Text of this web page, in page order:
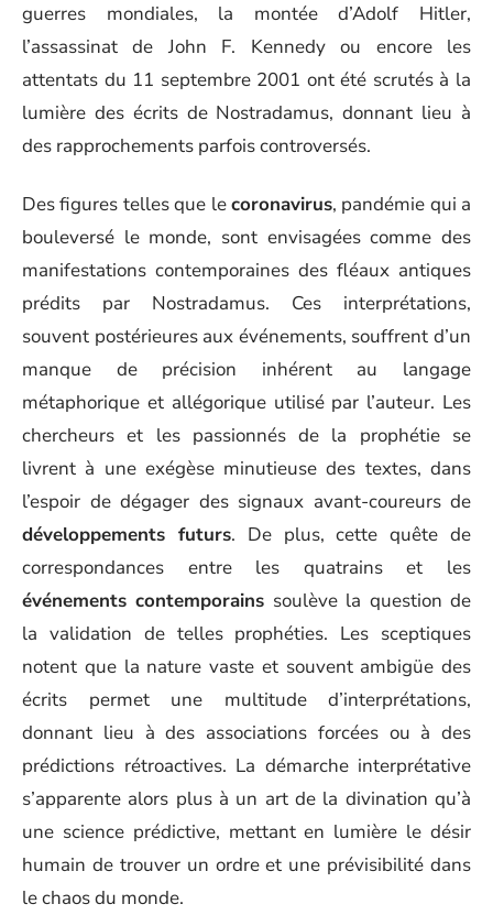
guerres mondiales, la montée d’Adolf Hitler,
l’assassinat de John F. Kennedy ou encore les
attentats du 11 septembre 2001 ont été scrutés à la
lumière des écrits de Nostradamus, donnant lieu à
des rapprochements parfois controversés.
Des figures telles que lecoronavirus, pandémie qui a
bouleversé le monde, sont envisagées comme des
manifestations contemporaines des fléaux antiques
prédits par Nostradamus. Ces interprétations,
souvent postérieures aux événements, souffrent d’un
manque de précision inhérent au langage
métaphorique et allégorique utilisé par l’auteur. Les
chercheurs et les passionnés de la prophétie se
livrent à une exégèse minutieuse des textes, dans
l’espoir de dégager des signaux avant-coureurs de
développements futurs. De plus, cette quête de
correspondances entre les quatrains et les
événements contemporains soulève la question de
la validation de telles prophéties. Les sceptiques
notent que la nature vaste et souvent ambigüe des
écrits permet une multitude d’interprétations,
donnant lieu à des associations forcées ou à des
prédictions rétroactives. La démarche interprétative
s’apparente alors plus à un art de la divination qu’à
une science prédictive, mettant en lumière le désir
humain de trouver un ordre et une prévisibilité dans
le chaos du monde.